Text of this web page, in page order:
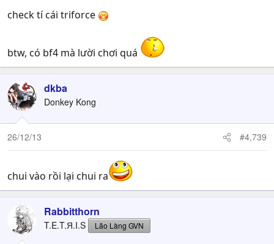
check tí cái triforce
btw, có bf4 mà lười chơi quá
dkba
Donkey Kong
26/12/13 #4,739
chui vào rồi lại chui ra
Rabbitthorn
T.E.T.Я.I.S Lão Làng GVN